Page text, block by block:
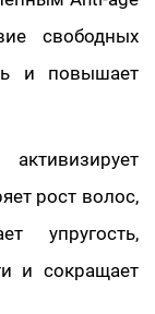
свободных
и повышает
рост волос,
упругость,
и сокращает